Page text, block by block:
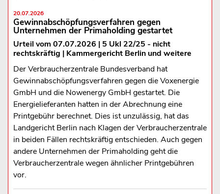
20.07.2026
Gewinnabschöpfungsverfahren gegen
Unternehmen der Primaholding gestartet
Urteil vom 07.07.2026 | 5 Ukl 22/25 - nicht
rechtskräftig | Kammergericht Berlin und weitere
Der Verbraucherzentrale Bundesverband hat
Gewinnabschöpfungsverfahren gegen die Voxenergie
GmbH und die Nowenergy GmbH gestartet. Die
Energielieferanten hatten in der Abrechnung eine
Printgebühr berechnet. Dies ist unzulässig, hat das
Landgericht Berlin nach Klagen der Verbraucherzentrale
in beiden Fällen rechtskräftig entschieden. Auch gegen
andere Unternehmen der Primaholding geht die
Verbraucherzentrale wegen ähnlicher Printgebühren
vor.